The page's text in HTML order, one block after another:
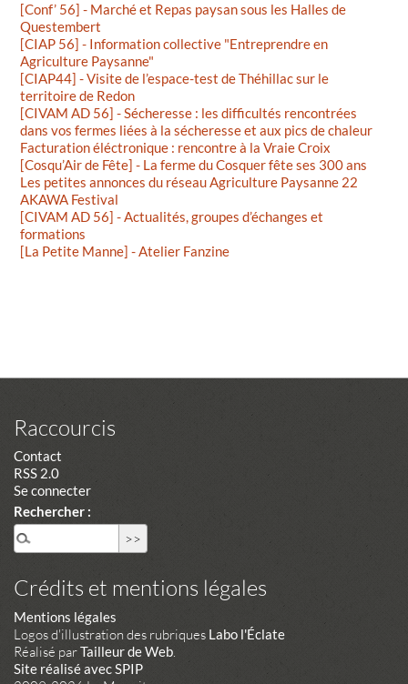
[Conf’ 56] - Marché et Repas paysan sous les Halles de
Questembert
[CIAP 56] - Information collective "Entreprendre en
Agriculture Paysanne"
[CIAP44] - Visite de l’espace-test de Théhillac sur le
territoire de Redon
[CIVAM AD 56] - Sécheresse : les difficultés rencontrées
dans vos fermes liées à la sécheresse et aux pics de chaleur
Facturation éléctronique : rencontre à la Vraie Croix
[Cosqu’Air de Fête] - La ferme du Cosquer fête ses 300 ans
Les petites annonces du réseau Agriculture Paysanne 22
AKAWA Festival
[CIVAM AD 56] - Actualités, groupes d’échanges et
formations
[La Petite Manne] - Atelier Fanzine
Raccourcis
Contact
RSS 2.0
Se connecter
Rechercher :
Crédits et mentions légales
Mentions légales
Logos d'illustration des rubriques Labo l'Éclate
Réalisé parTailleur de Web
Site réalisé avec SPIP